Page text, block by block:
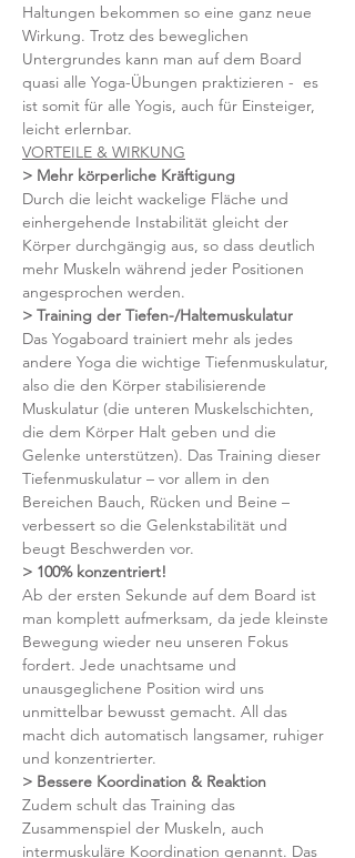
Haltungen bekommen so eine ganz neue
Wirkung. Trotz des beweglichen
Untergrundes kann man auf dem Board
quasi alle Yoga-Übungen praktizieren -  es
ist somit für alle Yogis, auch für Einsteiger,
leicht erlernbar.
VORTEILE & WIRKUNG
> Mehr körperliche Kräftigung
Durch die leicht wackelige Fläche und
einhergehende Instabilität gleicht der
Körper durchgängig aus, so dass deutlich
mehr Muskeln während jeder Positionen
angesprochen werden.
> Training der Tiefen-/Haltemuskulatur
Das Yogaboard trainiert mehr als jedes
andere Yoga die wichtige Tiefenmuskulatur,
also die den Körper stabilisierende
Muskulatur (die unteren Muskelschichten,
die dem Körper Halt geben und die
Gelenke unterstützen). Das Training dieser
Tiefenmuskulatur – vor allem in den
Bereichen Bauch, Rücken und Beine –
verbessert so die Gelenkstabilität und
beugt Beschwerden vor.
> 100% konzentriert!
Ab der ersten Sekunde auf dem Board ist
man komplett aufmerksam, da jede kleinste
Bewegung wieder neu unseren Fokus
fordert. Jede unachtsame und
unausgeglichene Position wird uns
unmittelbar bewusst gemacht. All das
macht dich automatisch langsamer, ruhiger
und konzentrierter.
> Bessere Koordination & Reaktion
Zudem schult das Training das
Zusammenspiel der Muskeln, auch
intermuskuläre Koordination genannt. Das